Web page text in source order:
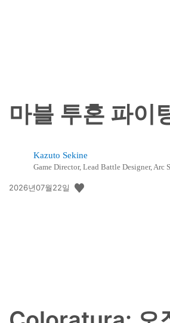
마블 투혼 파이
Kazuto Sekine
Game Director, Lead Battle Designer, Arc
공
2026년07월22일